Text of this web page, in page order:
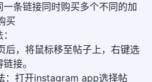
条链接同时购买多个不同的加
买
后，将鼠标移至帖子上，右键选
接。
：打开instagram app选择帖